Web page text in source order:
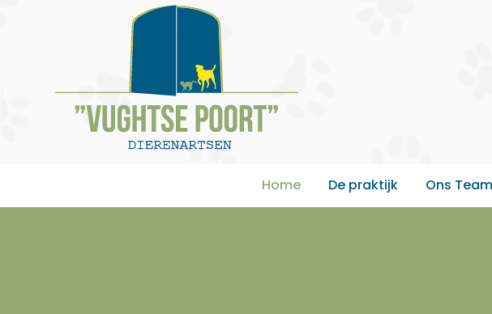
Home De praktijk Ons Team